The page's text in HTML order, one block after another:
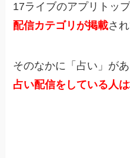
17ライブのアプリトッ
配信カテゴリが掲載さ
そのなかに「占い」が
占い配信をしている人